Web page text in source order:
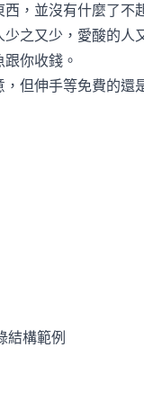
，並沒有什麼了
之又少，愛酸的人
你收錢。
，但伸手等免費的
結構範例